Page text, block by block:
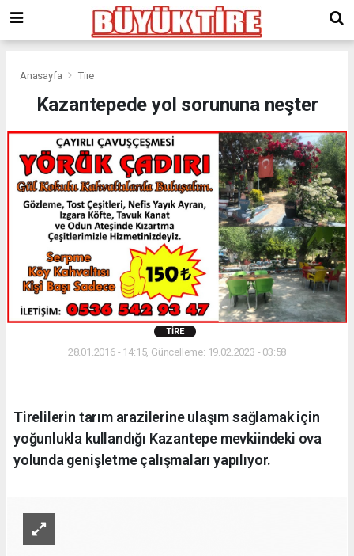
giriş
kingroyal
Anasayfa Tire
Kazantepede yol sorununa neşter
TIRE
28.01.2016 - 14:15, Güncelleme: 19.02.2023 - 03:58
Tirelilerin tarım arazilerine ulaşım sağlamak için
yoğunlukla kullandığı Kazantepe mevkiindeki ova
yolunda genişletme çalışmaları yapılıyor.